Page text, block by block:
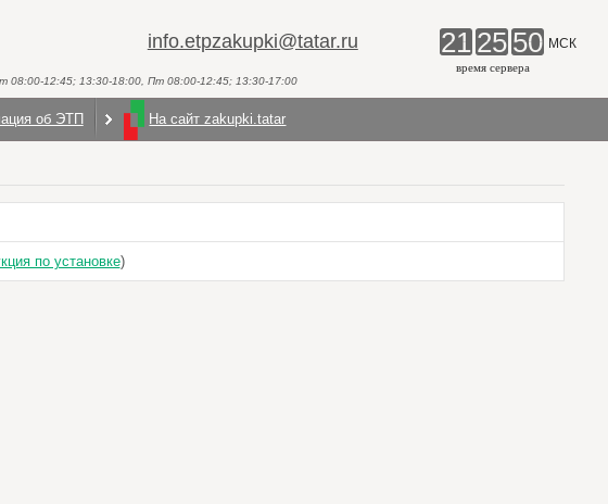
info.etpzakupki@tatar.ru
08:00-12:45; 13:30-18:00, Пт 08:00-12:45; 13:30-17:00
21 25 50 МСК
время сервера
об ЭТП На сайт zakupki.tatar
по установке)